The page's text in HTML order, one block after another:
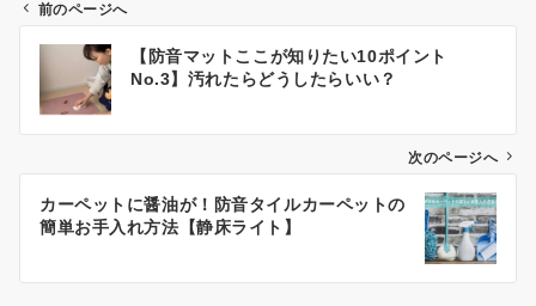
ー
前のページへ
【防音マットここが知りたい10ポイント
No.3】汚れたらどうしたらいい？
次のページへ
カーペットに醤油が！防音タイルカーペットの
簡単お手入れ方法【静床ライト】